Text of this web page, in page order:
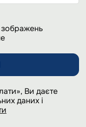
Ви даєте
даних і